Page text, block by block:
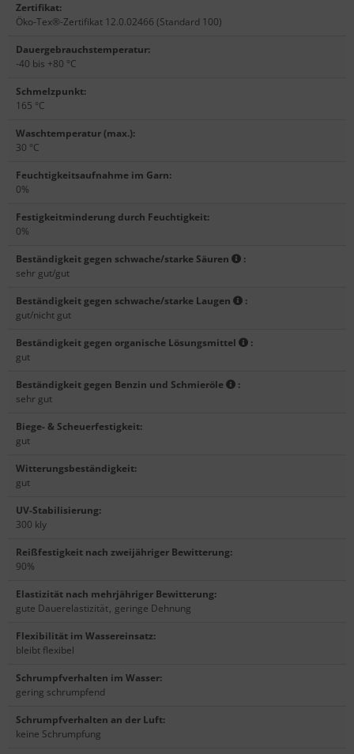
Zertifikat:
Öko-Tex®-Zertifikat 12.0.02466 (Standard 100)
Dauergebrauchstemperatur:
-40 bis +80 °C
Schmelzpunkt:
165 °C
Waschtemperatur (max.):
30 °C
Feuchtigkeitsaufnahme im Garn:
0%
Festigkeitminderung durch Feuchtigkeit:
0%
Beständigkeit gegen schwache/starke Säuren
:
sehr gut/gut
Beständigkeit gegen schwache/starke Laugen
:
gut/nicht gut
Beständigkeit gegen organische Lösungsmittel
:
gut
Beständigkeit gegen Benzin und Schmieröle
:
sehr gut
Biege- & Scheuerfestigkeit:
gut
Witterungsbeständigkeit:
gut
UV-Stabilisierung:
300 kly
Reißfestigkeit nach zweijähriger Bewitterung:
90%
Elastizität nach mehrjähriger Bewitterung:
gute Dauerelastizität, geringe Dehnung
Flexibilität im Wassereinsatz:
bleibt flexibel
Schrumpfverhalten im Wasser:
gering schrumpfend
Schrumpfverhalten an der Luft:
keine Schrumpfung